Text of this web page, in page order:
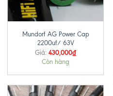
Mundorf AG Power Cap
2200uf/ 63V
Giá: 430,000₫
Còn hàng